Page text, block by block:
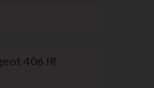
406 IR